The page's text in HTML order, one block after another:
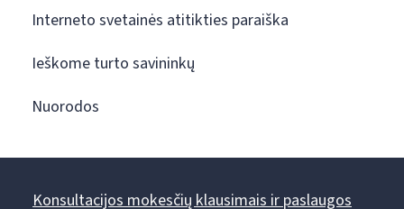
Interneto svetainės atitikties paraiška
Ieškome turto savininkų
Nuorodos
Konsultacijos mokesčių klausimais ir paslaugos